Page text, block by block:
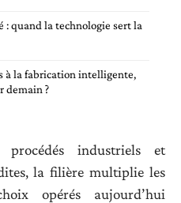
: quand la technologie sert la
à la fabrication intelligente,
demain ?
industriels et
la filière multiplie les
opérés aujourd’hui